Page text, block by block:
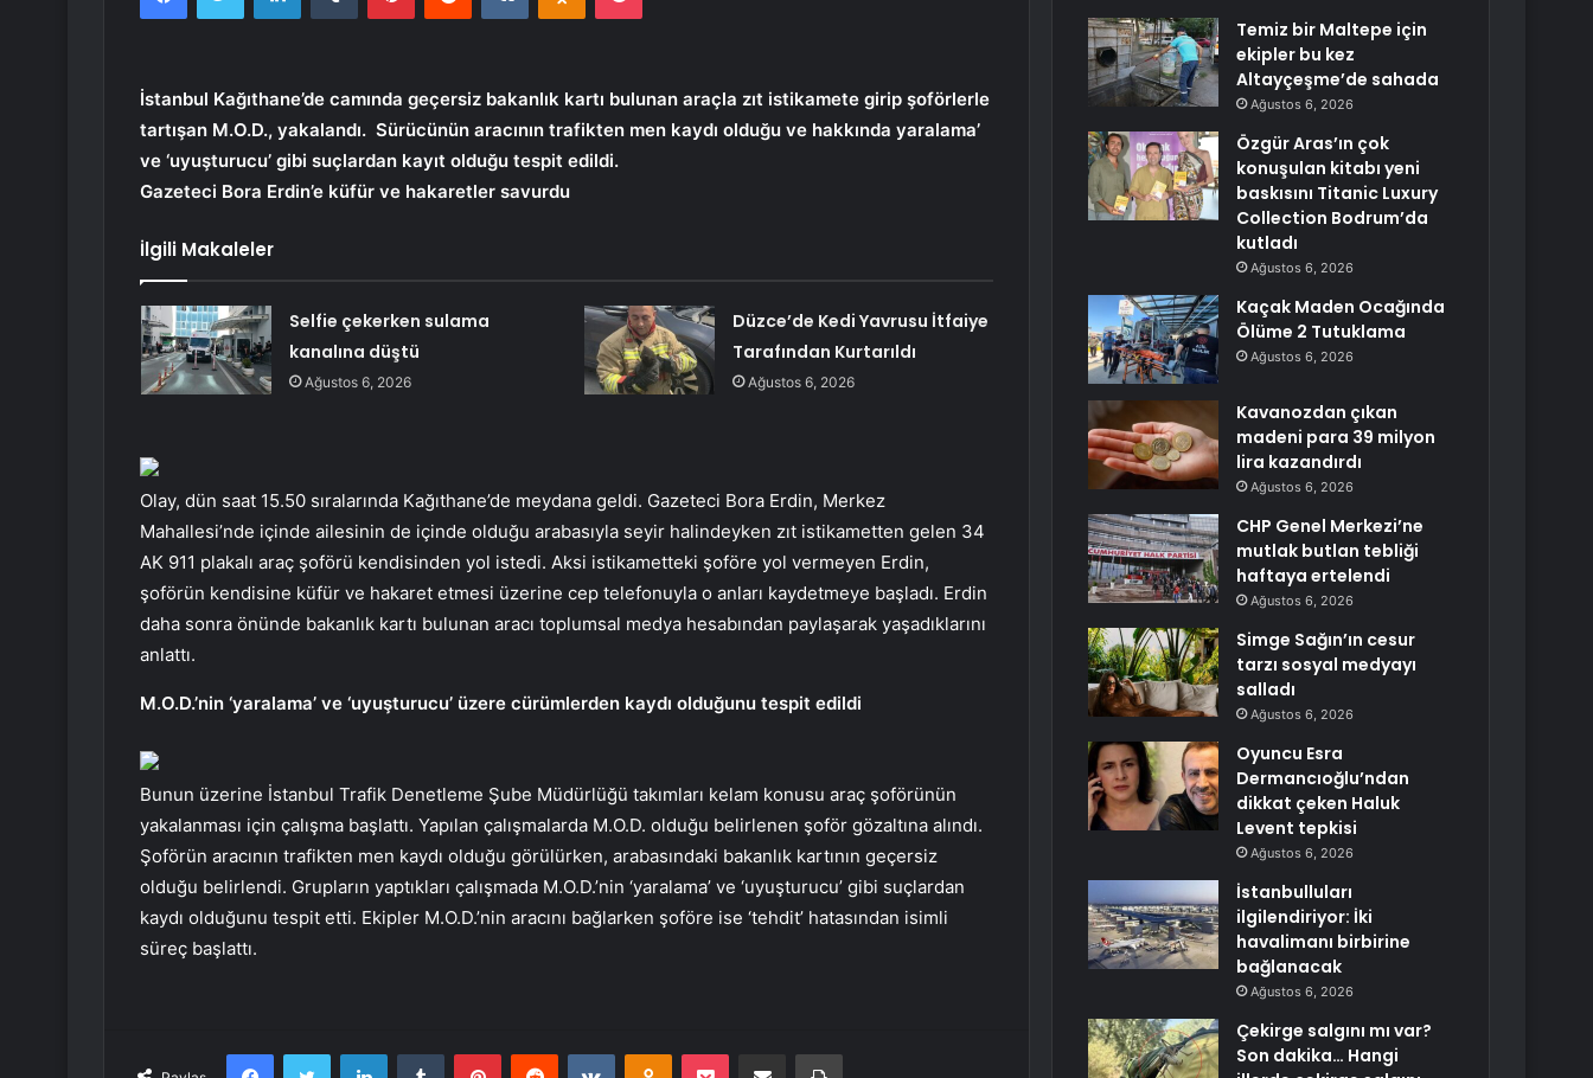
İstanbul Kağıthane’de camında geçersiz bakanlık kartı bulunan araçla zıt istikamete girip şoförlerle
tartışan M.O.D., yakalandı. Sürücünün aracının trafikten men kaydı olduğu ve hakkında yaralama’
ve ‘uyuşturucu’ gibi suçlardan kayıt olduğu tespit edildi.
Gazeteci Bora Erdin’e küfür ve hakaretler savurdu
İlgili Makaleler
Selfie çekerken sulama
kanalına düştü
Ağustos 6, 2026
Düzce’de Kedi Yavrusu İtfaiye
Tarafından Kurtarıldı
Ağustos 6, 2026
Olay, dün saat 15.50 sıralarında Kağıthane’de meydana geldi. Gazeteci Bora Erdin, Merkez
Mahallesi’nde içinde ailesinin de içinde olduğu arabasıyla seyir halindeyken zıt istikametten gelen 34
AK 911 plakalı araç şoförü kendisinden yol istedi. Aksi istikametteki şoföre yol vermeyen Erdin,
şoförün kendisine küfür ve hakaret etmesi üzerine cep telefonuyla o anları kaydetmeye başladı. Erdin
daha sonra önünde bakanlık kartı bulunan aracı toplumsal medya hesabından paylaşarak yaşadıklarını
anlattı.
M.O.D.’nin ‘yaralama’ ve ‘uyuşturucu’ üzere cürümlerden kaydı olduğunu tespit edildi
Bunun üzerine İstanbul Trafik Denetleme Şube Müdürlüğü takımları kelam konusu araç şoförünün
yakalanması için çalışma başlattı. Yapılan çalışmalarda M.O.D. olduğu belirlenen şoför gözaltına alındı.
Şoförün aracının trafikten men kaydı olduğu görülürken, arabasındaki bakanlık kartının geçersiz
olduğu belirlendi. Grupların yaptıkları çalışmada M.O.D.’nin ‘yaralama’ ve ‘uyuşturucu’ gibi suçlardan
kaydı olduğunu tespit etti. Ekipler M.O.D.’nin aracını bağlarken şoföre ise ‘tehdit’ hatasından isimli
süreç başlattı.
FacebookTwitter LinkedInTumblr PinterestReddit VKontakteOdnoklassniki
Pocket E-Posta ile paylaş Yazdır
Temiz bir Maltepe için
ekipler bu kez
Altayçeşme’de sahada
Ağustos 6, 2026
Özgür Aras’ın çok
konuşulan kitabı yeni
baskısını Titanic Luxury
Collection Bodrum’da
kutladı
Ağustos 6, 2026
Kaçak Maden Ocağında
Ölüme 2 Tutuklama
Ağustos 6, 2026
Kavanozdan çıkan
madeni para 39 milyon
lira kazandırdı
Ağustos 6, 2026
CHP Genel Merkezi’ne
mutlak butlan tebliği
haftaya ertelendi
Ağustos 6, 2026
Simge Sağın’ın cesur
tarzı sosyal medyayı
salladı
Ağustos 6, 2026
Oyuncu Esra
Dermancıoğlu’ndan
dikkat çeken Haluk
Levent tepkisi
Ağustos 6, 2026
İstanbulluları
ilgilendiriyor: İki
havalimanı birbirine
bağlanacak
Ağustos 6, 2026
Çekirge salgını mı var?
Son dakika… Hangi